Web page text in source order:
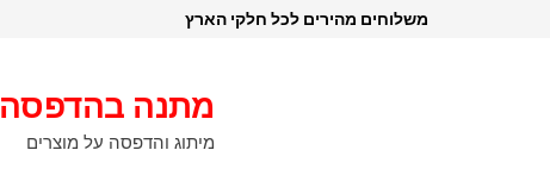
משלוחים מהירים לכל חלקי הארץ
מתנה בהדפסה
מיתוג והדפסה על מוצרים